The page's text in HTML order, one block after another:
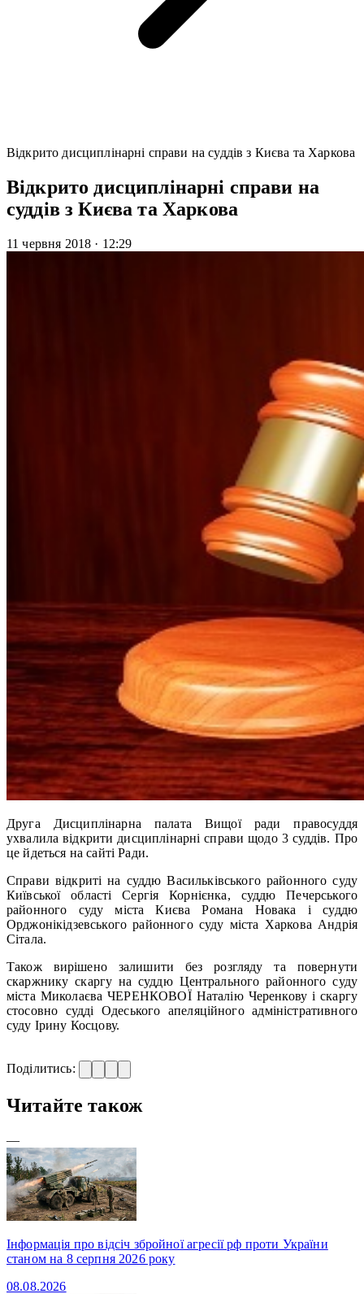
Відкрито дисциплінарні справи на суддів з Києва та Харкова
Відкрито дисциплінарні справи на
суддів з Києва та Харкова
11 червня 2018 · 12:29
Друга Дисциплінарна палата Вищої ради правосуддя
ухвалила відкрити дисциплінарні справи щодо 3 суддів. Про
це йдеться на сайті Ради.
Справи відкриті на суддю Васильківського районного суду
Київської області Сергія Корнієнка, суддю Печерського
районного суду міста Києва Романа Новака і суддю
Орджонікідзевського районного суду міста Харкова Андрія
Сітала.
Також вирішено залишити без розгляду та повернути
скаржнику скаргу на суддю Центрального районного суду
міста Миколаєва ЧЕРЕНКОВОЇ Наталію Черенкову і скаргу
стосовно судді Одеського апеляційного адміністративного
суду Ірину Косцову.
Поділитись:
Читайте також
—
Інформація про відсіч збройної агресії рф проти України
станом на 8 серпня 2026 року
08.08.2026